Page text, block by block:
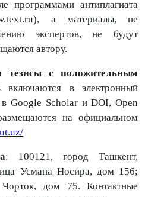
программами антиплагиата
а материалы, не
экспертов, не будут
автору.
тезисы с положительным
включаются в электронный
вGoogle ScholarиDOI,Open
на официальном
: 100121, город Ташкент,
Усмана Носира, дом 156;
дом 75. Контактные